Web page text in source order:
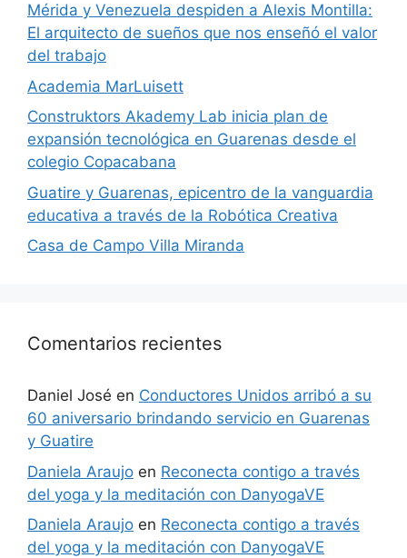
​Mérida y Venezuela despiden a Alexis Montilla:
El arquitecto de sueños que nos enseñó el valor
del trabajo
Academia MarLuisett
Construktors Akademy Lab inicia plan de
expansión tecnológica en Guarenas desde el
colegio Copacabana
Guatire y Guarenas, epicentro de la vanguardia
educativa a través de la Robótica Creativa
Casa de Campo Villa Miranda
Comentarios recientes
Daniel José en Conductores Unidos arribó a su
60 aniversario brindando servicio en Guarenas
y Guatire
Daniela Araujo en Reconecta contigo a través
del yoga y la meditación con DanyogaVE
Daniela Araujo en Reconecta contigo a través
del yoga y la meditación con DanyogaVE